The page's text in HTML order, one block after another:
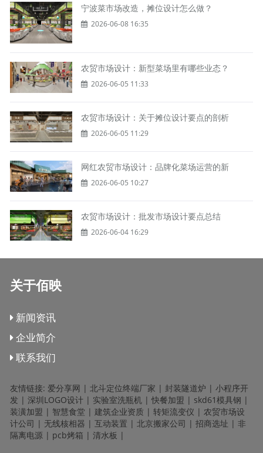
宁波菜市场改造，摊位设计怎么做？
2026-06-08 16:35
农贸市场设计：新型菜场里有哪些业态？
2026-06-05 11:33
农贸市场设计：关于摊位设计要点的剖析
2026-06-05 11:29
网红农贸市场设计：品牌化菜场运营的新
2026-06-05 10:27
农贸市场设计：批发市场设计要点总结
2026-06-04 16:29
关于佰映
新闻资讯
企业简介
联系我们
友情链接: 爱分享网 |北斗定位终端厂家 |封装隧道炉 |小程序开
发 |深圳LOGO设计 | 实验室洗瓶机 |快餐加盟 | skd61模具钢 |
装潢加盟 | 智慧食堂 |建筑企业资质 |转矩流变仪 |农贸市场设
计公司 | 无线核相器 |互动装置 |北京搬家公司 |招商选址 |非
隔离电源 | pcb烤箱 |清水板 |